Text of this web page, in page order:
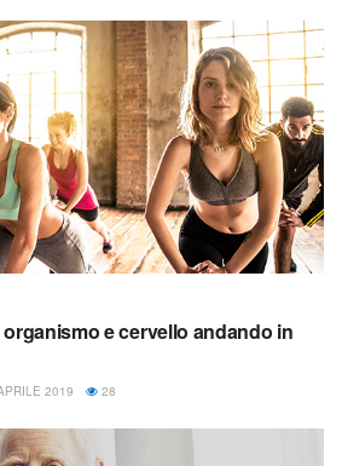
e cervello andando in
2019 28